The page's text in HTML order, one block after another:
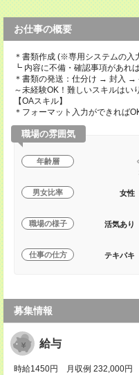
お仕事の概要
＊書類作成 (※専用システムの入
┗ 内容に不備・確認事項があれ
＊書類の発送：仕分け → 封入 →
～未経験OK！難しいスキルはい
【OAスキル】
＊フォーマット入力ができれば
職場の雰囲気
年齢層
男女比率 女性
職場の様子 活気あり
仕事の仕方 テキパキ
募集情報
給与
時給1450円 月収例 232,000円